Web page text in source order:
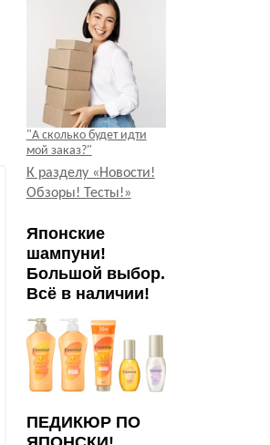
"А сколько будет идти
мой заказ?"
К разделу «Новости!
Обзоры! Тесты!»
Японские
шампуни!
Большой выбор.
Всё в наличии!
ПЕДИКЮР ПО